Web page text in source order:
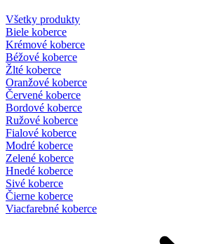
Všetky produkty
Biele koberce
Krémové koberce
Béžové koberce
Žlté koberce
Oranžové koberce
Červené koberce
Bordové koberce
Ružové koberce
Fialové koberce
Modré koberce
Zelené koberce
Hnedé koberce
Sivé koberce
Čierne koberce
Viacfarebné koberce